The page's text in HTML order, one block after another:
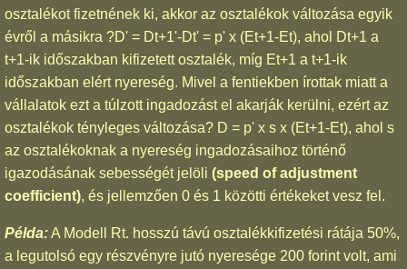
osztalékot fizetnének ki, akkor az osztalékok változása egyik
évről a másikra ?D' = Dt+1'-Dt' = p' x (Et+1-Et), ahol Dt+1 a
t+1-ik időszakban kifizetett osztalék, míg Et+1 a t+1-ik
időszakban elért nyereség. Mivel a fentiekben írottak miatt a
vállalatok ezt a túlzott ingadozást el akarják kerülni, ezért az
osztalékok tényleges változása? D = p' x s x (Et+1-Et), ahol s
az osztalékoknak a nyereség ingadozásaihoz történő
igazodásának sebességét jelöli (speed of adjustment
coefficient), és jellemzően 0 és 1 közötti értékeket vesz fel.
Példa:A Modell Rt. hosszú távú osztalékkifizetési rátája 50%,
a legutolsó egy részvényre jutó nyeresége 200 forint volt, ami